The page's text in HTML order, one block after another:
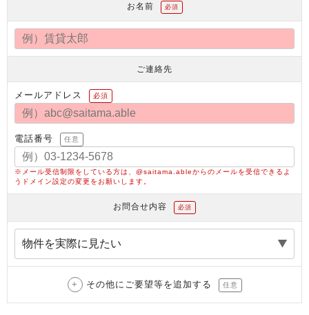
お名前 必須
ご連絡先
メールアドレス 必須
電話番号 任意
※メール受信制限をしている方は、@saitama.ableからのメールを受信できるよ
うドメイン設定の変更をお願いします。
お問合せ内容 必須
その他にご要望等を追加する 任意